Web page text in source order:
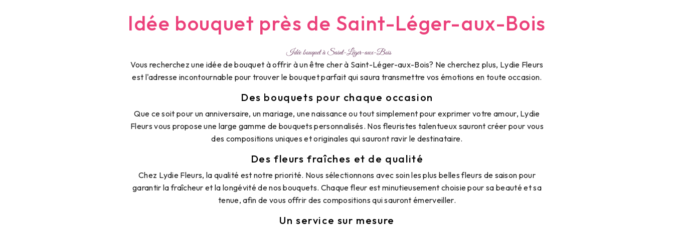
Idée bouquet près de Saint-Léger-aux-Bois
Idée bouquet à Saint-Léger-aux-Bois
Vous recherchez une idée de bouquet à offrir à un être cher à Saint-Léger-aux-Bois? Ne cherchez plus, Lydie Fleurs
est l'adresse incontournable pour trouver le bouquet parfait qui saura transmettre vos émotions en toute occasion.
Des bouquets pour chaque occasion
Que ce soit pour un anniversaire, un mariage, une naissance ou tout simplement pour exprimer votre amour, Lydie
Fleurs vous propose une large gamme de bouquets personnalisés. Nos fleuristes talentueux sauront créer pour vous
des compositions uniques et originales qui sauront ravir le destinataire.
Des fleurs fraîches et de qualité
Chez Lydie Fleurs, la qualité est notre priorité. Nous sélectionnons avec soin les plus belles fleurs de saison pour
garantir la fraîcheur et la longévité de nos bouquets. Chaque fleur est minutieusement choisie pour sa beauté et sa
tenue, afin de vous offrir des compositions qui sauront émerveiller.
Un service sur mesure